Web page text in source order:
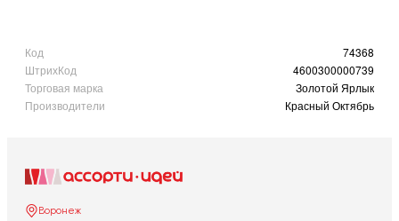
Код
74368
ШтрихКод
4600300000739
Торговая марка
Золотой Ярлык
Производители
Красный Октябрь
Воронеж